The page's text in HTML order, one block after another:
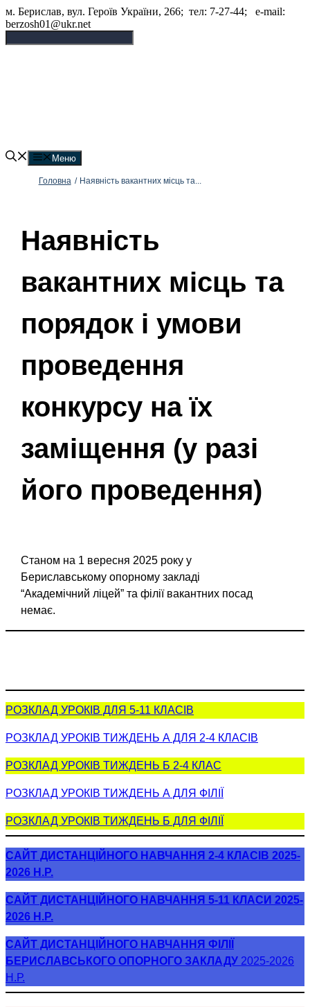
Перейти
до
вмісту
м. Берислав, вул. Героїв України, 266; тел: 7-27-44; e-mail:
berzosh01@ukr.net
Меню
Головна / Наявність вакантних місць та...
Наявність
вакантних місць та
порядок і умови
проведення
конкурсу на їх
заміщення (у разі
його проведення)
Станом на 1 вересня 2025 року у
Бериславському опорному закладі
“Академічний ліцей” та філії вакантних посад
немає.
РОЗКЛАД УРОКІВ ДЛЯ 5-11 КЛАСІВ
РОЗКЛАД УРОКІВ ТИЖДЕНЬ А ДЛЯ 2-4 КЛАСІВ
РОЗКЛАД УРОКІВ ТИЖДЕНЬ Б 2-4 КЛАС
РОЗКЛАД УРОКІВ ТИЖДЕНЬ А ДЛЯ ФІЛІЇ
РОЗКЛАД УРОКІВ ТИЖДЕНЬ Б ДЛЯ ФІЛІЇ
САЙТ ДИСТАНЦІЙНОГО НАВЧАННЯ 2-4 КЛАСІВ 2025-
2026 Н.Р.
САЙТ ДИСТАНЦІЙНОГО НАВЧАННЯ 5-11 КЛАСИ 2025-
2026 Н.Р.
САЙТ ДИСТАНЦІЙНОГО НАВЧАННЯ ФІЛІЇ
БЕРИСЛАВСЬКОГО ОПОРНОГО ЗАКЛАДУ 2025-2026
Н.Р.